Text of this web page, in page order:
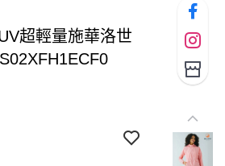
超輕量施華洛世